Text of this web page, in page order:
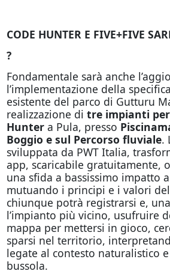
CODE HUNTER E FIVE+FIVE
?
Fondamentale sarà anche
l’implementazione della
esistente del parco di Gutturu
realizzazione di tre impianti
Huntera Pula, presso
Boggio e sul Percorso fluviale.
sviluppata da PWT Italia,
app, scaricabile gratuitamente,
una sfida a bassissimo impatto
mutuando i principi e i valori
chiunque potrà registrarsi e,
l’impianto più vicino, usufruire
mappa per mettersi in gioco,
sparsi nel territorio,
legate al contesto naturalistico
bussola.